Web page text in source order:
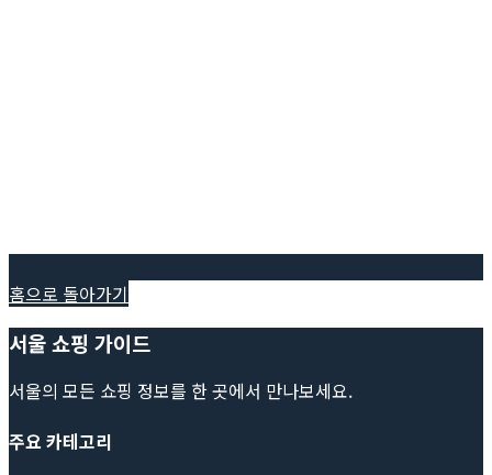
홈으로 돌아가기
서울 쇼핑 가이드
서울의 모든 쇼핑 정보를 한 곳에서 만나보세요.
주요 카테고리